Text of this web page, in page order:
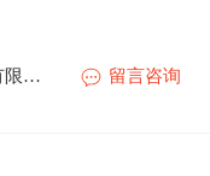
江苏圣曼科技工程有限公司
留言咨询